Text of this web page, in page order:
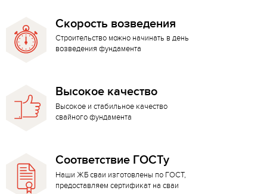
Скорость возведения
Строительство можно начинать в день
возведения фундамента
Высокое качество
Высокое и стабильное качество
свайного фундамента
Соответствие ГОСТу
Наши ЖБ сваи изготовлены по ГОСТ,
предоставляем сертификат на сваи